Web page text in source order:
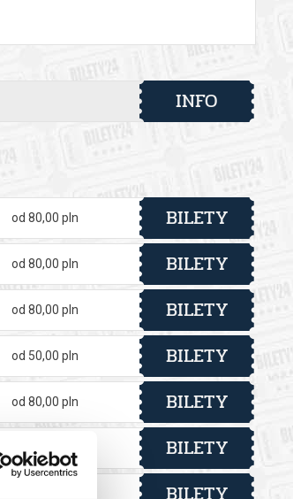
potwierdzony komunikatem
INFO
od 80,00 pln BILETY
od 80,00 pln BILETY
od 80,00 pln BILETY
od 50,00 pln BILETY
od 80,00 pln BILETY
od 80,00 pln BILETY